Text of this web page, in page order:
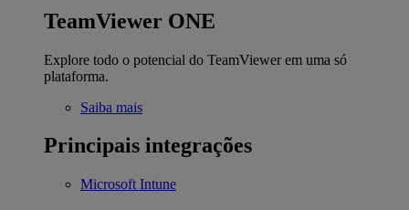
TeamViewer ONE
Explore todo o potencial do TeamViewer em uma só
plataforma.
Saiba mais
Principais integrações
Microsoft Intune